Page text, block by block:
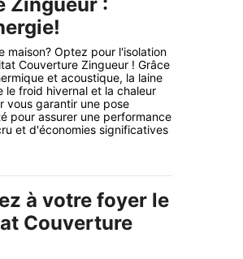
Zingueur :
maison? Optez pour l'isolation
Couverture Zingueur ! Grâce
et acoustique, la laine
froid hivernal et la chaleur
vous garantir une pose
pour assurer une performance
et d'économies significatives
à votre foyer le
Couverture